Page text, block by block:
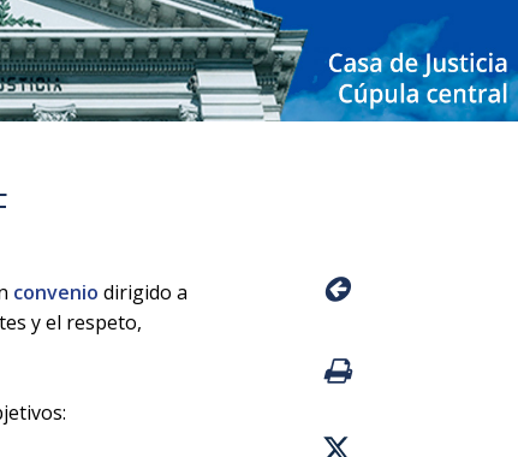
convenio dirigido a
y el respeto,